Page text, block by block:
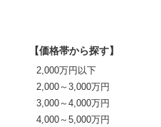
【価格帯から探す】
2,000万円以下
2,000～3,000万円
3,000～4,000万円
4,000～5,000万円